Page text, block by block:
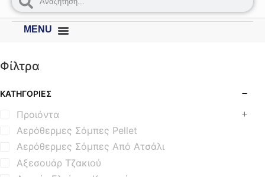
MENU
Φίλτρα
ΚΑΤΗΓΟΡΊΕΣ
Προιόντα
Αερόθερμες Σόμπες Pellet
Αερόθερμες Σόμπες Από Ατσάλι
Αξεσουάρ Τζακιού